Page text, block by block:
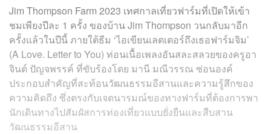
Jim Thompson Farm 2023 เทศกาลเที่ยวฟาร์มที่เปิดให้เข้า
ชมเพียงปีละ 1 ครั้ง ของบ้าน Jim Thompson วนกลับมาอีก
ครั้งแล้วในปีนี้ ภายใต้ธีม ‘ไอเขียนเลตเตอร์ถึงเธอฟาร์มจิม’
(A Love. Letter to You) ท่อนเนื้อเพลงอันสละสลวยของครูอา
จินต์ ปัญจพรรค์ ที่ขับร้องโดย มานี มณีวรรณ ซ่อนองค์
ประกอบสำคัญที่สะท้อนวัฒนธรรมอีสานและความรู้สึกของ
ความคิดถึง ซึ่งตรงกับเจตนารมณ์ของทางฟาร์มที่ต้องการพา
นักเดินทางไปสัมผัสการท่องเที่ยวแบบยั่งยืนและสืบสาน
วัฒนธรรมอีสาน